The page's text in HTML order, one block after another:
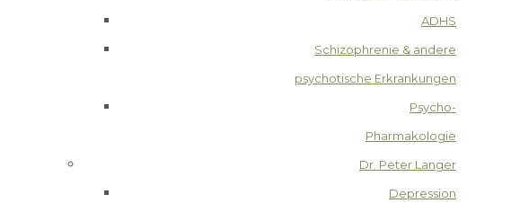
ADHS
Schizophrenie & andere
psychotische Erkrankungen
Psycho-
Pharmakologie
Dr. Peter Langer
Depression